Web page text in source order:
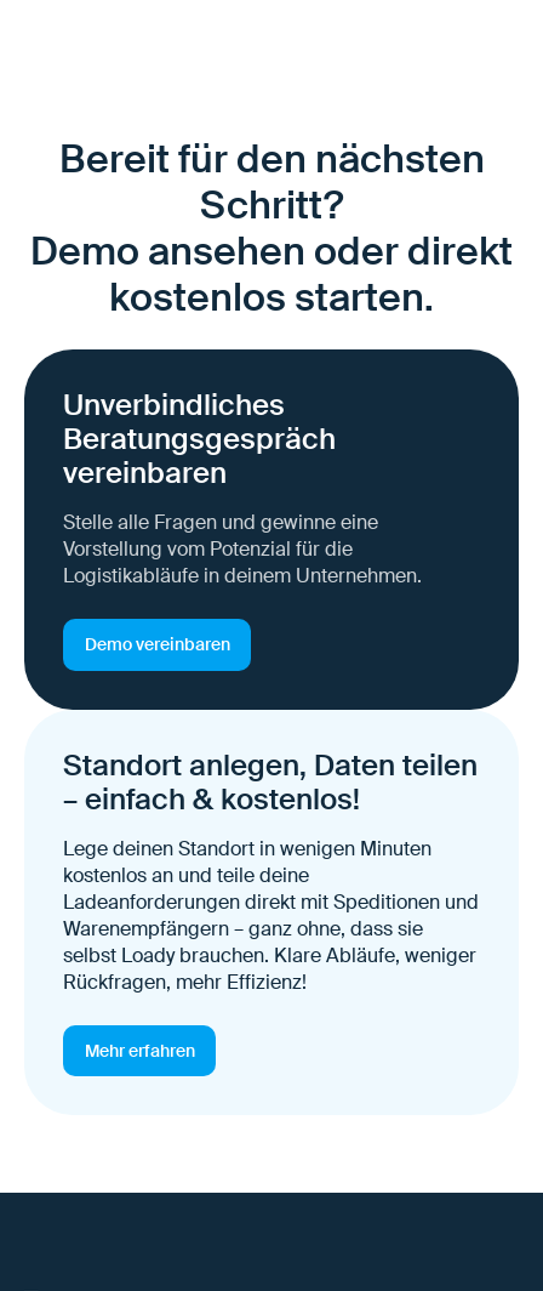
Bereit für den nächsten
Schritt?
Demo ansehen oder direkt
kostenlos starten.
Unverbindliches
Beratungsgespräch
vereinbaren
Stelle alle Fragen und gewinne eine
Vorstellung vom Potenzial für die
Logistikabläufe in deinem Unternehmen.
Demo vereinbaren
Standort anlegen, Daten teilen
– einfach & kostenlos!
Lege deinen Standort in wenigen Minuten
kostenlos an und teile deine
Ladeanforderungen direkt mit Speditionen und
Warenempfängern – ganz ohne, dass sie
selbst Loady brauchen. Klare Abläufe, weniger
Rückfragen, mehr Effizienz!
Mehr erfahren